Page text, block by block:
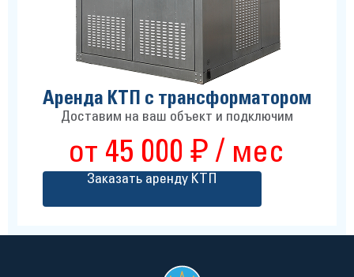
Аренда КТП с трансформатором
Доставим на ваш объект и подключим
от 45 000 ₽ / мес
Заказать аренду КТП